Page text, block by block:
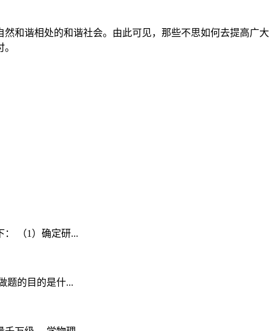
和谐相处的和谐社会。由此可见，那些不思如何去提高广大
（1）确定研...
题的目的是什...